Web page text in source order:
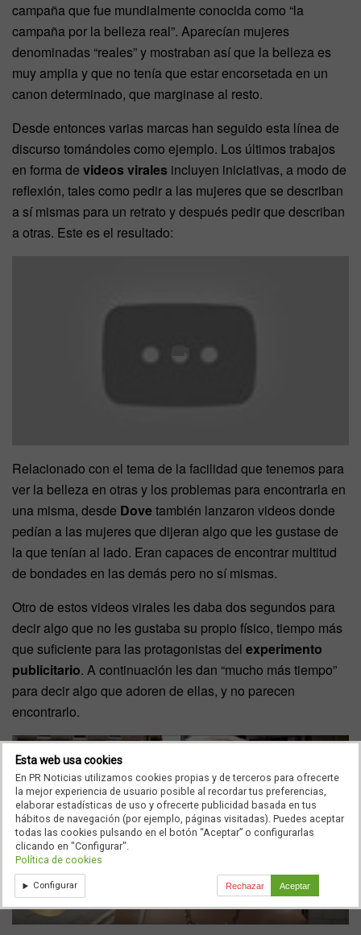
campaña que fue mundialmente conocida como “la
campaña por la belleza real”. Aparecían mujeres
denominadas “reales” y mostraban así que la belleza es
muy amplia y que no tenía que estar encorsetada en un
canon determinado, que marginase al resto.
Desde entonces varias marcas han seguido esta línea de
discurso tomándoles como ejemplo. Los últimos trabajos
en forma de videos virales incluyen iniciativas, a modo de
reflexión, tales como pedir a las mujeres que se describan
a sí mismas para un retrato y después pedir que describan
a otras. Este es el resultado:
Relacionado con el tema de la facilidad que tenemos para
ver la belleza en otras y los problemas para encontrarla en
una misma, desde Dovetambién lanzaron videos donde
pedían a las mujeres que dijeran algo que les gustase de
la que tenían al lado. Eran capaces de encontrar multitud
de bondades en las demás pero no sí mismas.
Otro de estos videos virales les daba dos segundos para
decir algo que no les gustaba su propio físico, tiempo más
que suficiente para las protagonistas del experimento
publicitario. A continuación les dan “mucho más tiempo”
para decir algo que adoren de ellas, y no parecen
encontrarlo.
Esta web usa cookies
En PR Noticias utilizamos cookies propias y de terceros para ofrecerte
la mejor experiencia de usuario posible al recordar tus preferencias,
elaborar estadísticas de uso y ofrecerte publicidad basada en tus
hábitos de navegación (por ejemplo, páginas visitadas). Puedes aceptar
todas las cookies pulsando en el botón “Aceptar” o configurarlas
clicando en "Configurar".
Política de cookies
Configurar Rechazar Aceptar